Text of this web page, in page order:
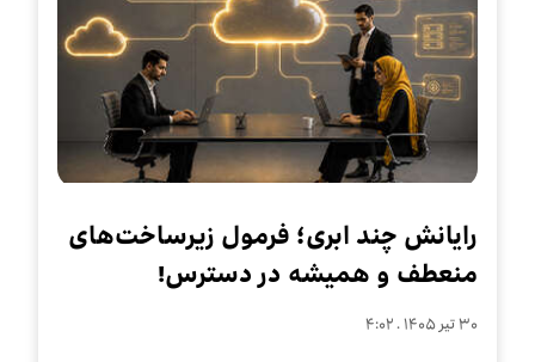
رایانش چند ابری؛ فرمول زیرساخت‌های
منعطف و همیشه در دسترس!
۳۰ تير ۱۴۰۵ . ۴:۰۲